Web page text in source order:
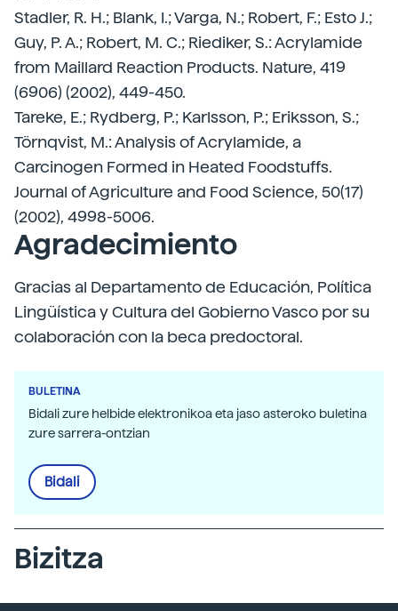
Stadler, R. H.; Blank, I.; Varga, N.; Robert, F.; Esto J.;
Guy, P. A.; Robert, M. C.; Riediker, S.: Acrylamide
from Maillard Reaction Products. Nature, 419
(6906) (2002), 449-450.
Tareke, E.; Rydberg, P.; Karlsson, P.; Eriksson, S.;
Törnqvist, M.: Analysis of Acrylamide, a
Carcinogen Formed in Heated Foodstuffs.
Journal of Agriculture and Food Science, 50(17)
(2002), 4998-5006.
Agradecimiento
Gracias al Departamento de Educación, Política
Lingüística y Cultura del Gobierno Vasco por su
colaboración con la beca predoctoral.
BULETINA
Bidali zure helbide elektronikoa eta jaso asteroko buletina
zure sarrera-ontzian
Bidali
Bizitza